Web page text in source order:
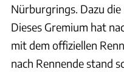
Nürburgrings. Dazu
Dieses Gremium hat
mit dem offiziellen
nach Rennende stand